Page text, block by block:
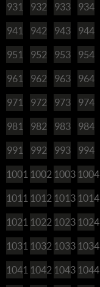
931 932 933 934
941 942 943 944
951 952 953 954
961 962 963 964
971 972 973 974
981 982 983 984
991 992 993 994
1001 1002 1003 1004
1011 1012 1013 1014
1021 1022 1023 1024
1031 1032 1033 1034
1041 1042 1043 1044